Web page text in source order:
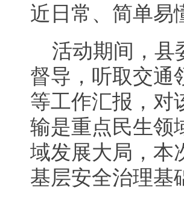
近日常、简单易
活动期间，县
督导，听取交通
等工作汇报，对
输是重点民生领
域发展大局，本
基层安全治理基